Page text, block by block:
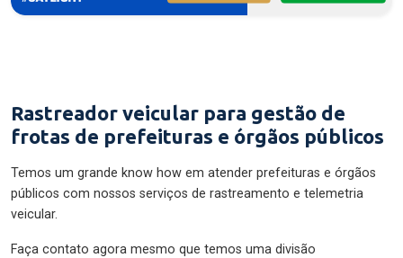
Rastreador veicular para gestão de
frotas de prefeituras e órgãos públicos
Temos um grande know how em atender prefeituras e órgãos
públicos com nossos serviços de rastreamento e telemetria
veicular.
Faça contato agora mesmo que temos uma divisão